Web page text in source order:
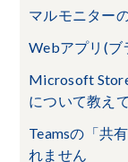
マルモニター
Webアプリ(ブ
Microsoft
について教え
Teamsの「共
れません